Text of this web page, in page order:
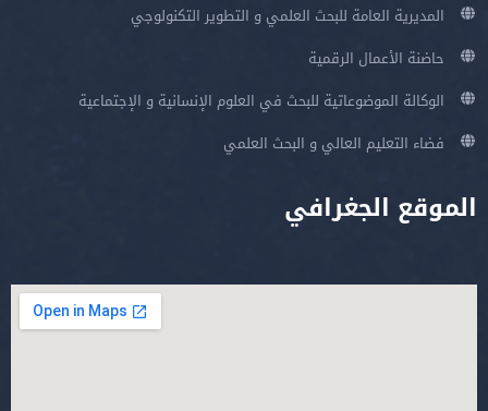
المديرية العامة للبحث العلمي و التطوير التكنولوجي
حاضنة الأعمال الرقمية
الوكالة الموضوعاتية للبحث في العلوم الإنسانية و الإجتماعية
فضاء التعليم العالي و البحث العلمي
الموقع الجغرافي